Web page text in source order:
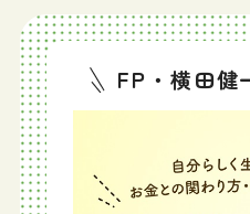
FP・横田健